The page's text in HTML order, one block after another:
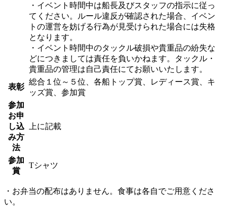
・イベント時間中は船長及びスタッフの指示に従っ
てください。ルール違反が確認された場合、イベン
トの運営を妨げる行為が見受けられた場合には失格
となります。
・イベント時間中のタックル破損や貴重品の紛失な
どにつきましては責任を負いかねます。タックル・
貴重品の管理は自己責任にてお願いいたします。
表彰
総合１位～５位、各船トップ賞、レディース賞、キ
ッズ賞、参加賞
参加
お申
し込
み方
法
上に記載
参加
賞
Tシャツ
・お弁当の配布はありません。食事は各自でご用意くださ
い。